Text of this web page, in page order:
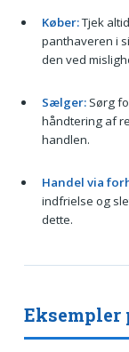
Køber:Tjek
panthaveren i
den ved
Sælger:Sørg
håndtering af
handlen.
Handel via
indfrielse og
dette.
Eksempler